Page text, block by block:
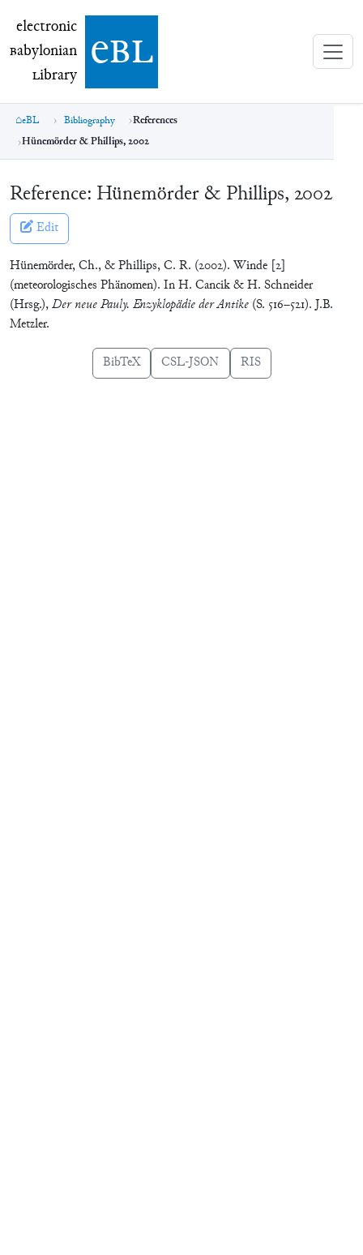
electronic Babylonian Library (eBL)
electronic
Babylonian
Library ebl
eBL Bibliography
References
Hünemörder & Phillips, 2002
Reference: Hünemörder & Phillips, 2002
Edit
Hünemörder, Ch., & Phillips, C. R. (2002). Winde [2]
(meteorologisches Phänomen). In H. Cancik & H. Schneider
(Hrsg.),Der neue Pauly. Enzyklopädie der Antike (S. 516–521). J.B.
Metzler.
BibTeX CSL-JSON RIS